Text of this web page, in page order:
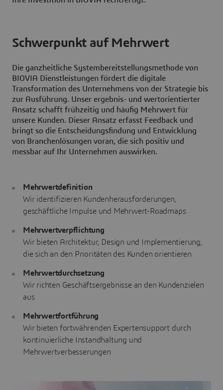
Schwerpunkt auf Mehrwert
Die ganzheitliche Systembereitstellungsmethode von
BIOVIA Dienstleistungen fördert die digitale
Transformation des Unternehmens von der Strategie bis
zur Ausführung. Unser ergebnis- und wertorientierter
Ansatz schafft frühzeitig und häufig Mehrwert für
unsere Kunden. Dieser Ansatz erfasst Feedback und
bringt so die Entscheidungsfindung und Entwicklung
von Branchenlösungen voran, die sich positiv und
messbar auf Ihr Unternehmen auswirken.
Mehrwertdefinition
Wir identifizieren Kundenherausforderungen,
geschäftliche Impulse und Mehrwert-Roadmaps
Mehrwertverpflichtung
Wir bieten Architektur, Design und Implementierung,
die sich an den Prioritäten des Kunden orientieren
Mehrwertdurchsetzung
Wir richten Geschäftsergebnisse an den Kundenzielen
aus
Mehrwertfortführung
Wir bieten fortwährenden Expertensupport durch
kontinuierliche Instandhaltung und
Mehrwertverbesserungen